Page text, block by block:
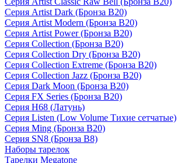
Серия Artist Dark (Бронза B20)
Серия Artist Modern (Бронза B20)
Серия Artist Power (Бронза B20)
Серия Collection (Бронза B20)
Серия Collection Dry (Бронза B20)
Серия Collection Extreme (Бронза B20)
Серия Collection Jazz (Бронза B20)
Серия Dark Moon (Бронза B20)
Серия FX Series (Бронза B20)
Серия H68 (Латунь)
Серия Listen (Low Volume Тихие сетчатые)
Серия Ming (Бронза B20)
Серия SN8 (Бронза B8)
Наборы тарелок
Тарелки Megatone